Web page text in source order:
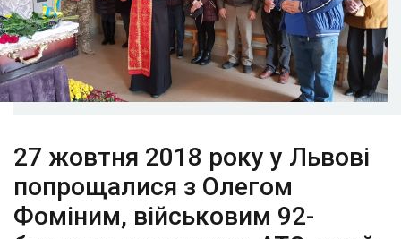
27 жовтня 2018 року у Львові
попрощалися з Олегом
Фоміним, військовим 92-